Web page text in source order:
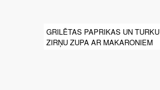
GRILĒTAS PAPRIKAS UN TURKU
ZIRŅU ZUPA AR MAKARONIEM